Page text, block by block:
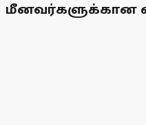
மீனவர்களுக்கான